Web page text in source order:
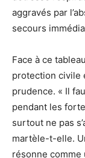
aggravés par
secours
Face à ce
protection civile
prudence. « Il
pendant les
surtout ne pas
martèle-t-elle.
résonne comme